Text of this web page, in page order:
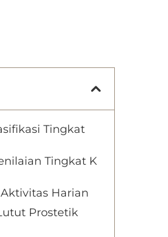
Tingkat
Tingkat K
Harian
Prostetik